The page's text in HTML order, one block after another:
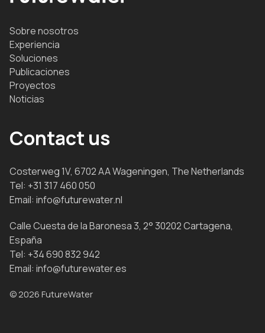
Sobre nosotros
Experiencia
Soluciones
Publicaciones
Proyectos
Noticias
Contact us
Costerweg 1V, 6702 AA Wageningen, The Netherlands
Tel: +31 317 460 050
Email: info@futurewater.nl
Calle Cuesta de la Baronesa 3, 2° 30202 Cartagena,
España
Tel: +34 690 832 942
Email: info@futurewater.es
© 2026 FutureWater